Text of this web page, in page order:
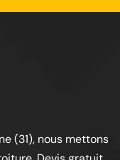
(31), nous mettons